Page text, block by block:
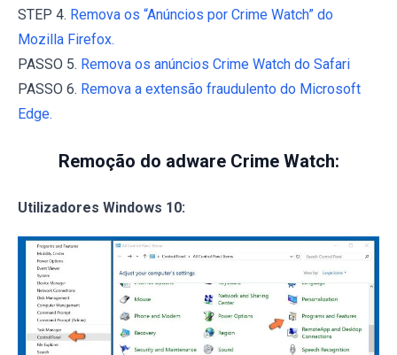
STEP 4. Remova os “Anúncios por Crime Watch” do
Mozilla Firefox.
PASSO 5. Remova os anúncios Crime Watch do Safari
PASSO 6. Remova a extensão fraudulento do Microsoft
Edge.
Remoção do adware Crime Watch:
Utilizadores Windows 10: